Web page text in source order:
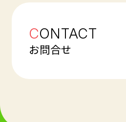
CONTACT
お問合せ